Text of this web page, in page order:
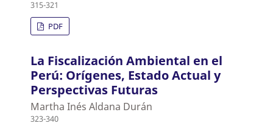
315-321
PDF
La Fiscalización Ambiental en el
Perú: Orígenes, Estado Actual y
Perspectivas Futuras
Martha Inés Aldana Durán
323-340